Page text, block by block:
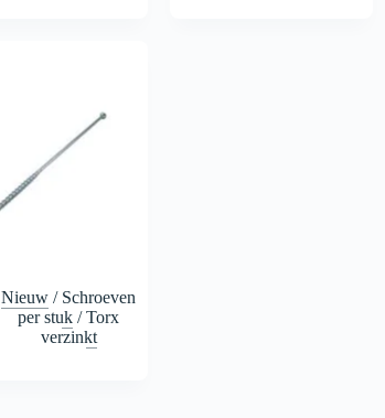
Nieuw / Schroeven
per stuk /Torx
verzinkt